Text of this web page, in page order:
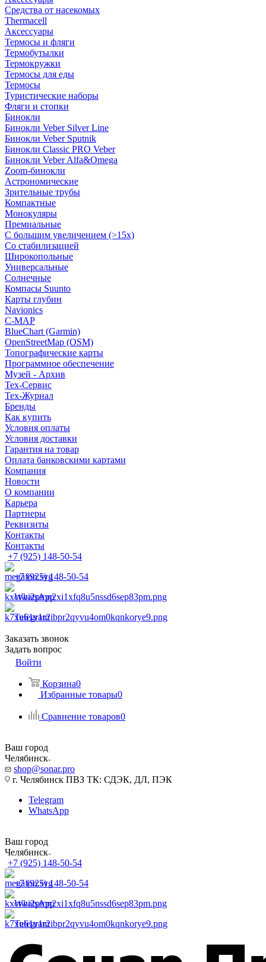
Средства от насекомых
Thermacell
Аксессуары
Термосы и фляги
Термобутылки
Термокружки
Термосы для еды
Термосы
Туристические наборы
Фляги и стопки
Бинокли
Бинокли Veber Silver Line
Бинокли Veber Sputnik
Бинокли Classic PRO Veber
Бинокли Veber Alfa&Omega
Zoom-бинокли
Астрономические
Зрительные трубы
Компактные
Монокуляры
Премиальные
С большим увеличением (>15x)
Со стабилизацией
Широкопольные
Универсальные
Солнечные
Компасы Suunto
Карты глубин
Navionics
C-MAP
BlueChart (Garmin)
OpenStreetMap (OSM)
Топографические карты
Программное обеспечение
Музей - Архив
Tex-Сервис
Тех-Журнал
Бренды
Как купить
Условия оплаты
Условия доставки
Гарантия на товар
Оплата банковскими картами
Компания
Новости
О компании
Карьера
Партнеры
Реквизиты
Контакты
Контакты
+7 (925) 148-50-54
+7 (925) 148-50-54
WhatsApp
Telegram
Заказать звонок
Задать вопрос
Войти
Корзина0
Избранные товары0
Сравнение товаров0
Ваш город
Челябинск
shop@sonar.pro
г. Челябинск ПВЗ ТК: СДЭК, ДЛ, ПЭК
Telegram
WhatsApp
Ваш город
Челябинск
+7 (925) 148-50-54
+7 (925) 148-50-54
WhatsApp
Telegram